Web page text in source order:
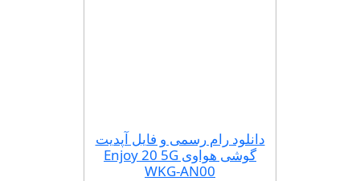
دانلود رام رسمی و فایل آپدیت
گوشی هواوی Enjoy 20 5G
WKG-AN00